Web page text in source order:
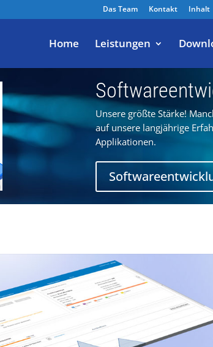
Das Team Kontakt Inhalt
Home Leistungen
Unsere größte Stärke!
auf unsere langjährige
Applikationen.